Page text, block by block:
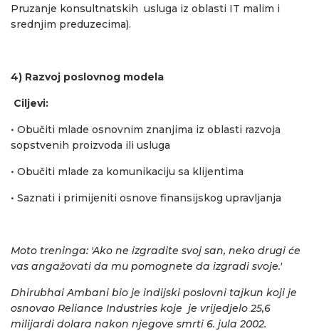
Pruzanje konsultnatskih usluga iz oblasti IT malim i
srednjim preduzecima).
4) Razvoj poslovnog modela
Ciljevi:
• Obučiti mlade osnovnim znanjima iz oblasti razvoja
sopstvenih proizvoda ili usluga
• Obučiti mlade za komunikaciju sa klijentima
• Saznati i primijeniti osnove finansijskog upravljanja
Moto treninga: 'Ako ne izgradite svoj san, neko drugi će
vas angažovati da mu pomognete da izgradi svoje.'
Dhirubhai Ambani bio je indijski poslovni tajkun koji je
osnovao Reliance Industries koje je vrijedjelo 25,6
milijardi dolara nakon njegove smrti 6. jula 2002.